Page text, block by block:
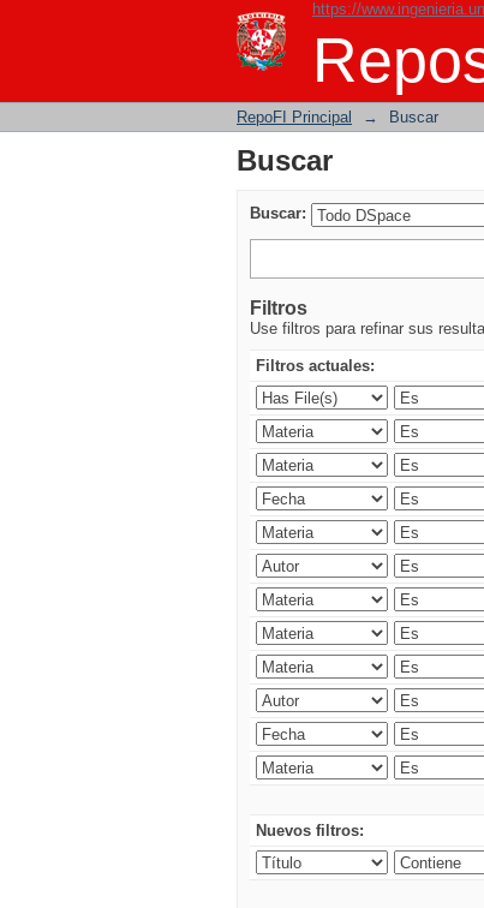
https://
Buscar
RepoFI Principal → Buscar
Buscar
Buscar:
Filtros
Use filtros para refinar sus
Filtros actuales:
Nuevos filtros: